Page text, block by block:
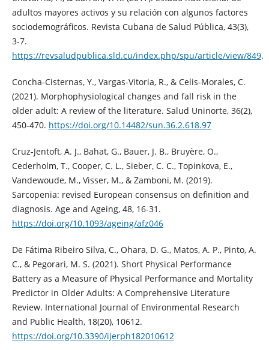
adultos mayores activos y su relación con algunos factores
sociodemográficos. Revista Cubana de Salud Pública, 43(3),
3-7.
https://revsaludpublica.sld.cu/index.php/spu/article/view/849.
Concha-Cisternas, Y., Vargas-Vitoria, R., & Celis-Morales, C.
(2021). Morphophysiological changes and fall risk in the
older adult: A review of the literature. Salud Uninorte, 36(2),
450-470. https://doi.org/10.14482/sun.36.2.618.97
Cruz-Jentoft, A. J., Bahat, G., Bauer, J. B., Bruyère, O.,
Cederholm, T., Cooper, C. L., Sieber, C. C., Topinkova, E.,
Vandewoude, M., Visser, M., & Zamboni, M. (2019).
Sarcopenia: revised European consensus on definition and
diagnosis. Age and Ageing, 48, 16-31.
https://doi.org/10.1093/ageing/afz046
De Fátima Ribeiro Silva, C., Ohara, D. G., Matos, A. P., Pinto, A.
C., & Pegorari, M. S. (2021). Short Physical Performance
Battery as a Measure of Physical Performance and Mortality
Predictor in Older Adults: A Comprehensive Literature
Review. International Journal of Environmental Research
and Public Health, 18(20), 10612.
https://doi.org/10.3390/ijerph182010612